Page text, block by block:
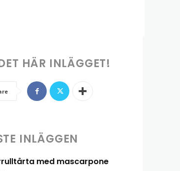
HÄR INLÄGGET!
INLÄGGEN
med mascarpone